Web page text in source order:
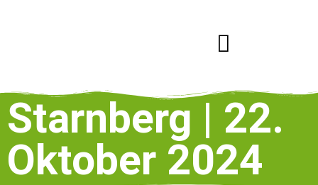
Starnberg | 22.
Oktober 2024